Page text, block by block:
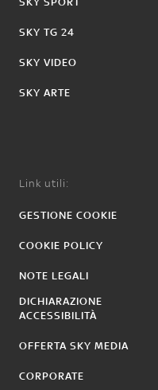
SKY TG 24
SKY VIDEO
SKY ARTE
Link utili:
GESTIONE COOKIE
COOKIE POLICY
NOTE LEGALI
DICHIARAZIONE
ACCESSIBILITÀ
OFFERTA SKY MEDIA
CORPORATE